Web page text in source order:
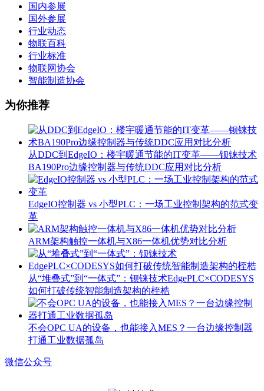
国内参展
国外参展
行业动态
物联百科
行业标准
物联网协会
智能制造协会
为你推荐
从DDC到EdgeIO：楼宇暖通节能的IT变革——钡铼技术
BA190Pro边缘控制器与传统DDC应用对比分析
EdgeIO控制器 vs 小型PLC：一场工业控制架构的范式变
革
ARM架构触控一体机与X86一体机优势对比分析
从“堆叠式”到“一体式”：钡铼技术EdgePLC×CODESYS
如何打破传统智能制造架构的桎梏
不会OPC UA的设备，也能接入MES？一台边缘控制器
打通工业数据孤岛
微信公众号